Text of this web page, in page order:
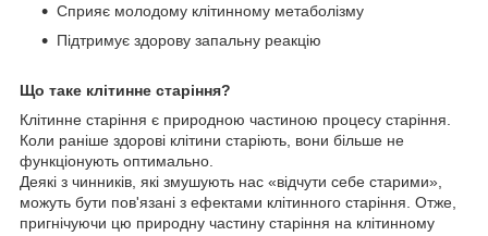
Сприяє молодому клітинному метаболізму
Підтримує здорову запальну реакцію
Що таке клітинне старіння?
Клітинне старіння є природною частиною процесу старіння.
Коли раніше здорові клітини старіють, вони більше не
функціонують оптимально.
Деякі з чинників, які змушують нас «відчути себе старими»,
можуть бути пов'язані з ефектами клітинного старіння. Отже,
пригнічуючи цю природну частину старіння на клітинному